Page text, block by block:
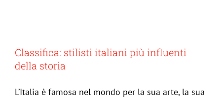
Classifica: stilisti italiani più influenti
della storia
L’Italia è famosa nel mondo per la sua arte, la sua